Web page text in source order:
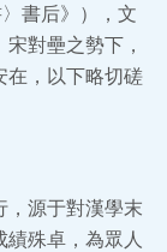
書后》），文
對壘之勢下，
在，以下略切磋
，源于對漢學末
殊卓，為眾人